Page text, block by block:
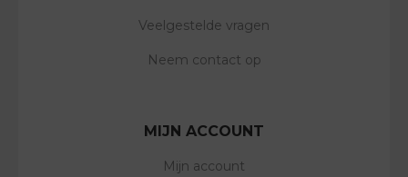
Veelgestelde vragen
Neem contact op
MIJN ACCOUNT
Mijn account